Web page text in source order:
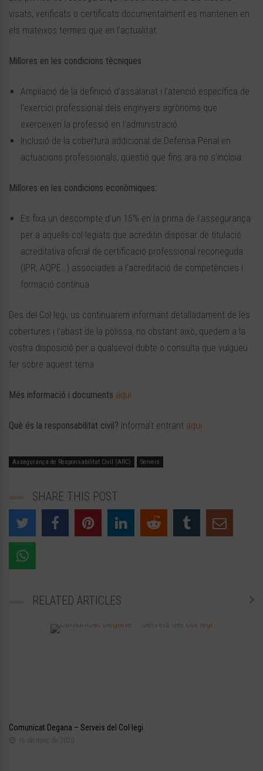
visats, verificats o certificats documentalment es mantenen en
els mateixos termes que en l’actualitat.
Millores en les condicions tècniques:
Ampliació de la definició d’assalariat i l’atenció específica de
l’exercici professional dels enginyers agrònoms que
exerceixen la professió en l’administració.
Inclusió de la cobertura addicional de Defensa Penal en
actuacions professionals, qüestió que fins ara no s’incloïa.
Millores en les condicions econòmiques:
Es fixa un descompte d’un 15% en la prima de l’assegurança
per a aquells col·legiats que acreditin disposar de titulació
acreditativa oficial de certificació professional reconeguda
(IPR, AQPE…) associades a l’acreditació de competències i
formació contínua.
Des del Col·legi, us continuarem informant detalladament de les
cobertures i l’abast de la pòlissa, no obstant això, quedem a la
vostra disposició per a qualsevol dubte o consulta que vulgueu
fer sobre aquest tema.
Més informació i documents aqui
Què és la responsabilitat civil? Informa’t entrant aqui
Assegurança de Responsabilitat Civil (ARC) Serveis
SHARE THIS POST
RELATED ARTICLES
Comunicat Degana – Serveis del Col·legi
16 de març de 2020